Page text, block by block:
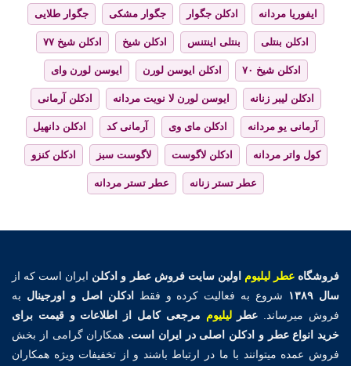
ایفوریا مردانه ادکلن جگوار جگوار مشکی جگوار طلایی
ادکلن بنتلی بنتلی اینتنس ادکلن شیخ ادکلن شیخ ۷۷
ادکلن شیخ ۷۰ ادکلن ایوسن لورن ایوسن لورن وای
ادکلن لیبر زنانه ایوسن لورن لا نویت مردانه ادکلن آرمانی
آرمانی یو مردانه ادکلن مای وی آرمانی کد ادکلن دانهیل
کول واتر مردانه ادکلن لاگوست لاگوست سبز ادکلن کنزو
عطر تستر زنانه عطر تستر مردانه
فروشگاهعطر لیلیوم اولین سایت فروش عطر و ادکلن ایران است که از
سال ۱۳۸۹
شروع به فعالیت کرده و فقط ادکلن اصل و اورجینال به
فروش میرساند. عطرلیلیوم مرجعی کامل از اطلاعات و قیمت برای
خرید انواع عطر و ادکلن اصلی در ایران است. همکاران گرامی از بخش
فروش عمده میتوانند با ما در ارتباط باشند و از تخفیفات ویژه همکاران